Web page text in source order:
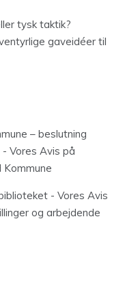
tysk taktik?
gaveidéer til
– beslutning
Vores Avis på
- Vores Avis
og arbejdende